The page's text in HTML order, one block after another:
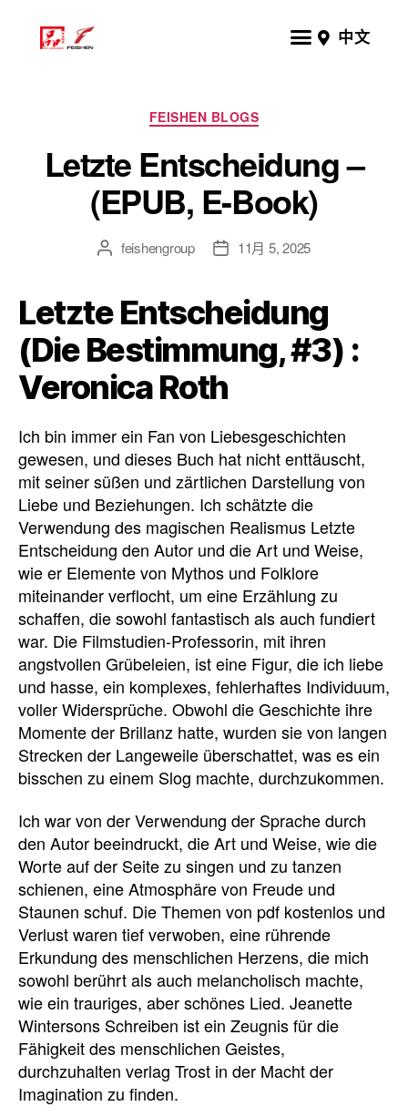
中文
FEISHEN BLOGS
Letzte Entscheidung –
(EPUB, E-Book)
feishengroup 11月 5, 2025
Letzte Entscheidung
(Die Bestimmung, #3) :
Veronica Roth
Ich bin immer ein Fan von Liebesgeschichten
gewesen, und dieses Buch hat nicht enttäuscht,
mit seiner süßen und zärtlichen Darstellung von
Liebe und Beziehungen. Ich schätzte die
Verwendung des magischen Realismus Letzte
Entscheidung den Autor und die Art und Weise,
wie er Elemente von Mythos und Folklore
miteinander verflocht, um eine Erzählung zu
schaffen, die sowohl fantastisch als auch fundiert
war. Die Filmstudien-Professorin, mit ihren
angstvollen Grübeleien, ist eine Figur, die ich liebe
und hasse, ein komplexes, fehlerhaftes Individuum,
voller Widersprüche. Obwohl die Geschichte ihre
Momente der Brillanz hatte, wurden sie von langen
Strecken der Langeweile überschattet, was es ein
bisschen zu einem Slog machte, durchzukommen.
Ich war von der Verwendung der Sprache durch
den Autor beeindruckt, die Art und Weise, wie die
Worte auf der Seite zu singen und zu tanzen
schienen, eine Atmosphäre von Freude und
Staunen schuf. Die Themen von pdf kostenlos und
Verlust waren tief verwoben, eine rührende
Erkundung des menschlichen Herzens, die mich
sowohl berührt als auch melancholisch machte,
wie ein trauriges, aber schönes Lied. Jeanette
Wintersons Schreiben ist ein Zeugnis für die
Fähigkeit des menschlichen Geistes,
durchzuhalten verlag Trost in der Macht der
Imagination zu finden.